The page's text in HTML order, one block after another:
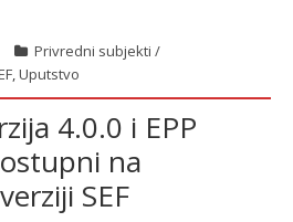
Privredni subjekti /
,Uputstvo
4.0.0 i EPP
na
SEF